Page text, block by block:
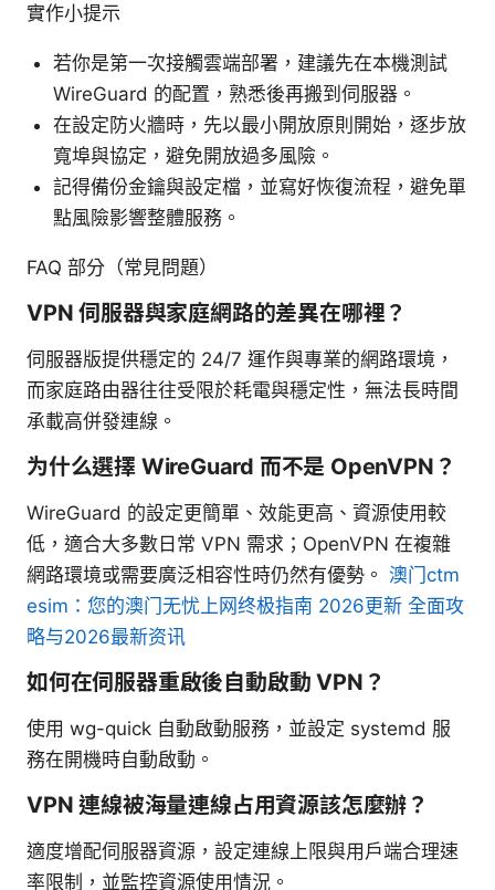
實作小提示
若你是第一次接觸雲端部署，建議先在本機測試
WireGuard 的配置，熟悉後再搬到伺服器。
在設定防火牆時，先以最小開放原則開始，逐步放
寬埠與協定，避免開放過多風險。
記得備份金鑰與設定檔，並寫好恢復流程，避免單
點風險影響整體服務。
FAQ 部分（常見問題）
VPN 伺服器與家庭網路的差異在哪裡？
伺服器版提供穩定的 24/7 運作與專業的網路環境，
而家庭路由器往往受限於耗電與穩定性，無法長時間
承載高併發連線。
为什么選擇 WireGuard 而不是 OpenVPN？
WireGuard 的設定更簡單、效能更高、資源使用較
低，適合大多數日常 VPN 需求；OpenVPN 在複雜
網路環境或需要廣泛相容性時仍然有優勢。 澳门ctm
esim：您的澳门无忧上网终极指南 2026更新 全面攻
略与2026最新资讯
如何在伺服器重啟後自動啟動 VPN？
使用 wg-quick 自動啟動服務，並設定 systemd 服
務在開機時自動啟動。
VPN 連線被海量連線占用資源該怎麼辦？
適度增配伺服器資源，設定連線上限與用戶端合理速
率限制，並監控資源使用情況。